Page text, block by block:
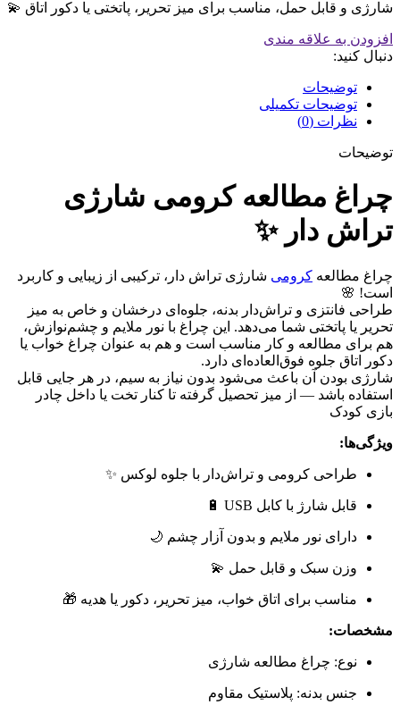
شارژی و قابل حمل، مناسب برای میز تحریر، پاتختی یا دکور اتاق 💫
افزودن به علاقه مندی
دنبال کنید:
توضیحات
توضیحات تکمیلی
نظرات (0)
توضیحات
چراغ مطالعه کرومی شارژی
تراش دار ✨
چراغ مطالعه کرومی شارژی تراش دار، ترکیبی از زیبایی و کاربرد
است! 🌸
طراحی فانتزی و تراش‌دار بدنه، جلوه‌ای درخشان و خاص به میز
تحریر یا پاتختی شما می‌دهد. این چراغ با نور ملایم و چشم‌نوازش،
هم برای مطالعه و کار مناسب است و هم به عنوان چراغ خواب یا
دکور اتاق جلوه فوق‌العاده‌ای دارد.
شارژی بودن آن باعث می‌شود بدون نیاز به سیم، در هر جایی قابل
استفاده باشد — از میز تحصیل گرفته تا کنار تخت یا داخل چادر
بازی کودک
ویژگی‌ها:
طراحی کرومی و تراش‌دار با جلوه لوکس ✨
قابل شارژ با کابل USB 🔋
دارای نور ملایم و بدون آزار چشم 🌙
وزن سبک و قابل حمل 💫
مناسب برای اتاق خواب، میز تحریر، دکور یا هدیه 🎁
مشخصات:
نوع: چراغ مطالعه شارژی
جنس بدنه: پلاستیک مقاوم